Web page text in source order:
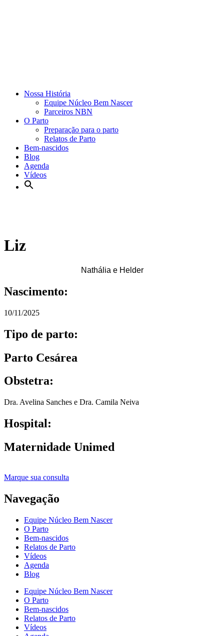
Nossa História
Equipe Núcleo Bem Nascer
Parceiros NBN
O Parto
Preparação para o parto
Relatos de Parto
Bem-nascidos
Blog
Agenda
Vídeos
Liz
Nathália e Helder
Nascimento:
10/11/2025
Tipo de parto:
Parto Cesárea
Obstetra:
Dra. Avelina Sanches e Dra. Camila Neiva
Hospital:
Maternidade Unimed
Marque sua consulta
Navegação
Equipe Núcleo Bem Nascer
O Parto
Bem-nascidos
Relatos de Parto
Vídeos
Agenda
Blog
Equipe Núcleo Bem Nascer
O Parto
Bem-nascidos
Relatos de Parto
Vídeos